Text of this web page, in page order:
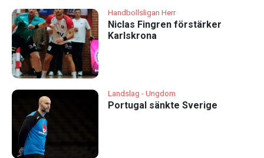
Handbollsligan Herr
Niclas Fingren förstärker
Karlskrona
Landslag - Ungdom
Portugal sänkte Sverige